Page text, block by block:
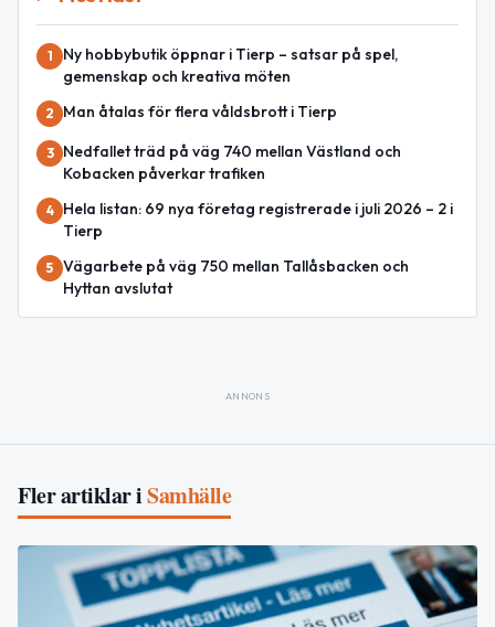
1
Ny hobbybutik öppnar i Tierp – satsar på spel,
gemenskap och kreativa möten
2 Man åtalas för flera våldsbrott i Tierp
3
Nedfallet träd på väg 740 mellan Västland och
Kobacken påverkar trafiken
4
Hela listan: 69 nya företag registrerade i juli 2026 – 2 i
Tierp
5 Vägarbete på väg 750 mellan Tallåsbacken och
Hyttan avslutat
ANNONS
Fler artiklar iSamhälle